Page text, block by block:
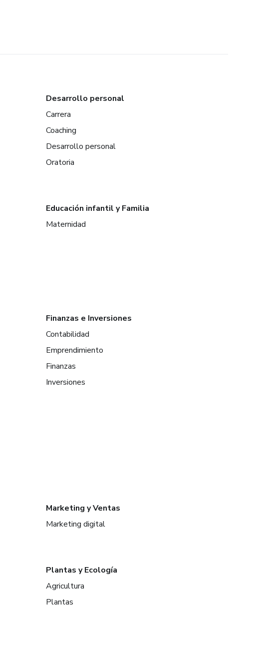
Desarrollo personal
Carrera
Coaching
Desarrollo personal
Oratoria
Educación infantil y Familia
Maternidad
Finanzas e Inversiones
Contabilidad
Emprendimiento
Finanzas
Inversiones
Marketing y Ventas
Marketing digital
Plantas y Ecología
Agricultura
Plantas